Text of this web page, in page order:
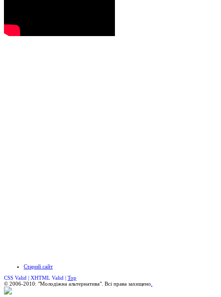
Старий сайт
CSS Valid | XHTML Valid | Top
© 2006-2010: "Молодіжна альтернатива". Всі права захищено